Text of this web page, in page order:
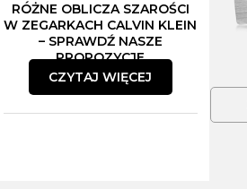
RÓŻNE OBLICZA SZAROŚCI
W ZEGARKACH CALVIN KLEIN
– SPRAWDŹ NASZE
PROPOZYCJE
CZYTAJ WIĘCEJ